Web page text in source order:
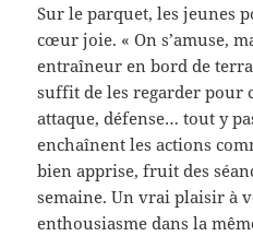
Sur le parquet, les jeunes
cœur joie. « On s’amuse,
entraîneur en bord de
suffit de les regarder pour
attaque, défense… tout y
enchaînent les actions
bien apprise, fruit des
semaine. Un vrai plaisir à
enthousiasme dans la